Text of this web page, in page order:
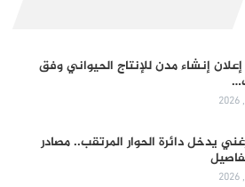
إنشاء مدن للإنتاج الحيواني وفق
يدخل دائرة الحوار المرتقب.. مصادر